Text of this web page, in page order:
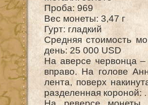
Проба: 969
Вес монеты: 3,47 г
Гурт: гладкий
Средняя стоимость
день: 25 000 USD
На аверсе червонца
вправо. На голове
лента, поверх
разделенная